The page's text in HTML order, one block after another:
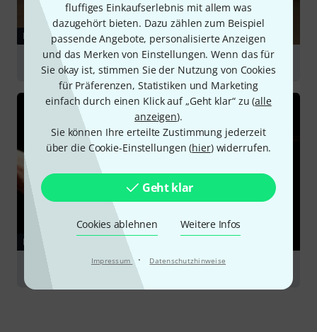
fluffiges Einkaufserlebnis mit allem was
dazugehört bieten. Dazu zählen zum Beispiel
passende Angebote, personalisierte Anzeigen
und das Merken von Einstellungen. Wenn das für
Sie okay ist, stimmen Sie der Nutzung von Cookies
für Präferenzen, Statistiken und Marketing
einfach durch einen Klick auf „Geht klar“ zu (alle
anzeigen).
Sie können Ihre erteilte Zustimmung jederzeit
über die Cookie-Einstellungen (hier) widerrufen.
Geht klar
Cookies ablehnen Weitere Infos
Impressum · Datenschutzhinweise
RATGEBER
Percussioninstrumente
RATGEBER
Drums & Percussion